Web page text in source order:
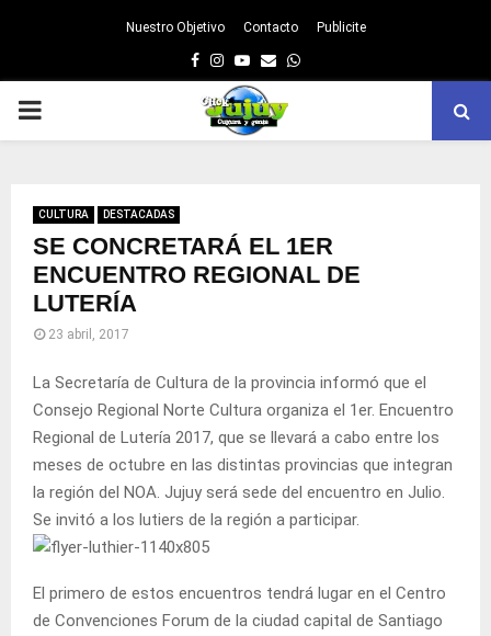
Nuestro Objetivo Contacto Publicite
Facebook
Instagram
Youtube
EmailWhatsapp
PRIMARY
CULTURA DESTACADAS
SE CONCRETARÁ EL 1ER
ENCUENTRO REGIONAL DE
LUTERÍA
23 abril, 2017
La Secretaría de Cultura de la provincia informó que el
Consejo Regional Norte Cultura organiza el 1er. Encuentro
Regional de Lutería 2017, que se llevará a cabo entre los
meses de octubre en las distintas provincias que integran
la región del NOA. Jujuy será sede del encuentro en Julio.
Se invitó a los lutiers de la región a participar.
El primero de estos encuentros tendrá lugar en el Centro
de Convenciones Forum de la ciudad capital de Santiago